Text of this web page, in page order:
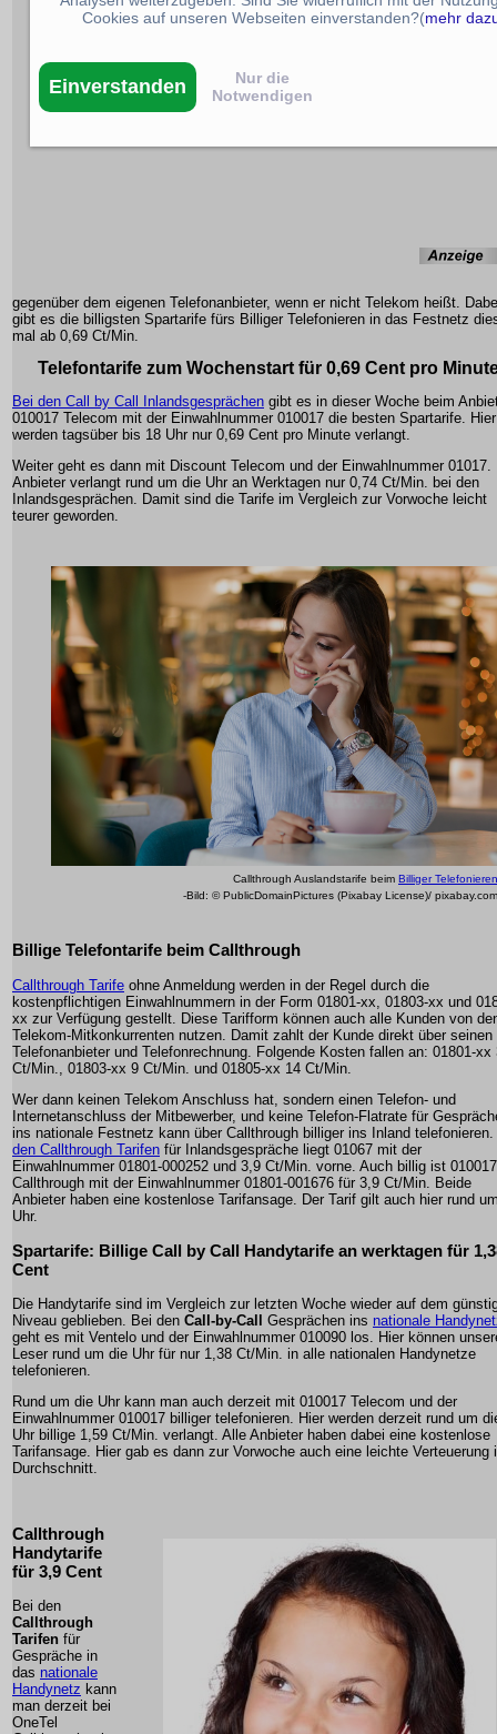
gegenüber dem eigenen Telefonanbieter, wenn er nicht Telekom heißt.
gibt es die billigsten Spartarife fürs Billiger Telefonieren in das Festnetz
mal ab 0,69 Ct/Min.
Telefontarife zum Wochenstart für 0,69 Cent pro
Bei den Call by Call Inlandsgesprächen gibt es in dieser Woche beim
010017 Telecom mit der Einwahlnummer 010017 die besten Spartarife. Hier
werden tagsüber bis 18 Uhr nur 0,69 Cent pro Minute verlangt.
Weiter geht es dann mit Discount Telecom und der Einwahlnummer 01017.
Anbieter verlangt rund um die Uhr an Werktagen nur 0,74 Ct/Min. bei den
Inlandsgesprächen. Damit sind die Tarife im Vergleich zur Vorwoche leicht
teurer geworden.
Callthrough Auslandstarife beim Billiger Telefonieren
-Bild: © PublicDomainPictures (Pixabay License)/ pixabay.com
Billige Telefontarife beim Callthrough
Callthrough Tarife ohne Anmeldung werden in der Regel durch die
kostenpflichtigen Einwahlnummern in der Form 01801-xx, 01803-xx und
xx zur Verfügung gestellt. Diese Tarifform können auch alle Kunden von
Telekom-Mitkonkurrenten nutzen. Damit zahlt der Kunde direkt über seinen
Telefonanbieter und Telefonrechnung. Folgende Kosten fallen an: 01801-xx
Ct/Min., 01803-xx 9 Ct/Min. und 01805-xx 14 Ct/Min.
Wer dann keinen Telekom Anschluss hat, sondern einen Telefon- und
Internetanschluss der Mitbewerber, und keine Telefon-Flatrate für
ins nationale Festnetz kann über Callthrough billiger ins Inland
den Callthrough Tarifen für Inlandsgespräche liegt 01067 mit der
Einwahlnummer 01801-000252 und 3,9 Ct/Min. vorne. Auch billig ist 010017
Callthrough mit der Einwahlnummer 01801-001676 für 3,9 Ct/Min. Beide
Anbieter haben eine kostenlose Tarifansage. Der Tarif gilt auch hier rund
Uhr.
Spartarife: Billige Call by Call Handytarife an werktagen für
Cent
Die Handytarife sind im Vergleich zur letzten Woche wieder auf dem
Niveau geblieben. Bei den Call-by-Call Gesprächen ins nationale
geht es mit Ventelo und der Einwahlnummer 010090 los. Hier können
Leser rund um die Uhr für nur 1,38 Ct/Min. in alle nationalen Handynetze
telefonieren.
Rund um die Uhr kann man auch derzeit mit 010017 Telecom und der
Einwahlnummer 010017 billiger telefonieren. Hier werden derzeit rund um
Uhr billige 1,59 Ct/Min. verlangt. Alle Anbieter haben dabei eine kostenlose
Tarifansage. Hier gab es dann zur Vorwoche auch eine leichte Verteuerung
Durchschnitt.
Callthrough
Handytarife
für 3,9 Cent
Bei den
Callthrough
Tarifen für
Gespräche in
das nationale
Handynetz kann
man derzeit bei
OneTel
Cookies auf unseren Webseiten einverstanden?(mehr
Einverstanden
Nur die
Notwendigen